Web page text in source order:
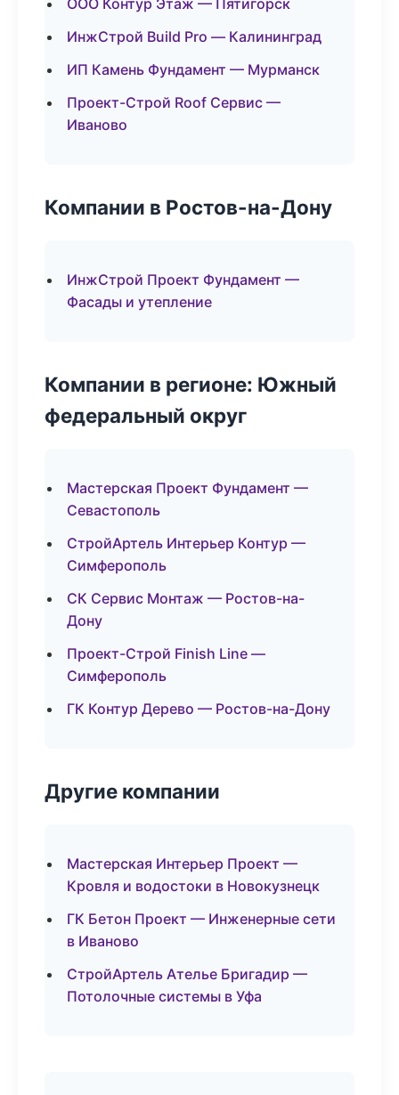
ООО Контур Этаж — Пятигорск
ИнжСтрой Build Pro — Калининград
ИП Камень Фундамент — Мурманск
Проект-Строй Roof Сервис —
Иваново
Компании в Ростов-на-Дону
ИнжСтрой Проект Фундамент —
Фасады и утепление
Компании в регионе: Южный
федеральный округ
Мастерская Проект Фундамент —
Севастополь
СтройАртель Интерьер Контур —
Симферополь
СК Сервис Монтаж — Ростов-на-
Дону
Проект-Строй Finish Line —
Симферополь
ГК Контур Дерево — Ростов-на-Дону
Другие компании
Мастерская Интерьер Проект —
Кровля и водостоки в Новокузнецк
ГК Бетон Проект — Инженерные сети
в Иваново
СтройАртель Ателье Бригадир —
Потолочные системы в Уфа